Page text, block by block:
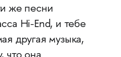
же песни
Hi-End, и тебе
другая музыка,